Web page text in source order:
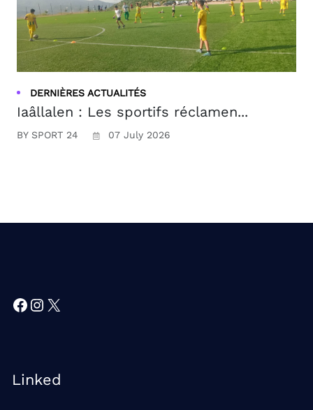
DERNIÈRES ACTUALITÉS
Iaâllalen : Les sportifs réclamen...
BY SPORT 24 07 July 2026
Facebook
Instagram
X
Linked